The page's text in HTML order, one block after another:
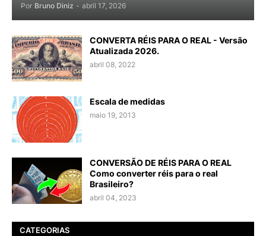
Por Bruno Diniz - abril 17, 2026
CONVERTA RÉIS PARA O REAL - Versão
Atualizada 2026.
abril 08, 2022
Escala de medidas
maio 19, 2013
CONVERSÃO DE RÉIS PARA O REAL
Como converter réis para o real
Brasileiro?
abril 04, 2023
CATEGORIAS